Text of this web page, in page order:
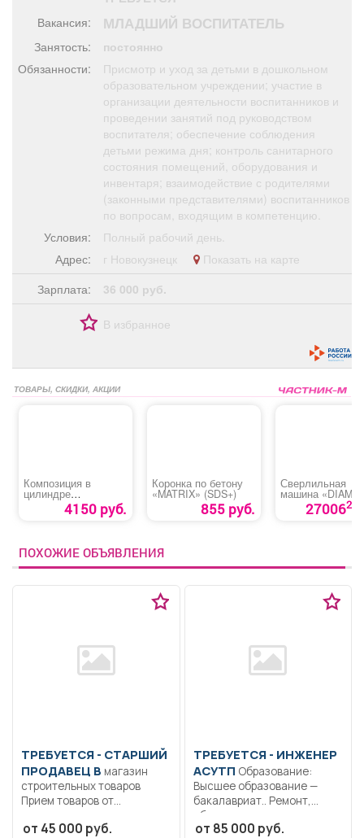
Поздравления Погода
Я - пенсионер
Вакансия: МЛАДШИЙ ВОСПИТАТЕЛЬ
Занятость:
постоянно
Обязанности:
Присмотр и уход за детьми в дошкольном
образовательном учреждении; участие в
организации деятельности воспитанников и
проведении занятий под руководством
воспитателя; обеспечение соблюдения
детьми режима дня; контроль санитарного
состояния помещений, оборудования и
инвентаря; взаимодействие с родителями
(законными представителями) воспитанников
по вопросам, входящим в компетенцию.
Условия:
Полный рабочий день.
Адрес:
г Новокузнецк
Показать на карте
Зарплата:
36 000 руб.
В избранное
ТОВАРЫ, СКИДКИ, АКЦИИ
Композиция в
цилиндре
«Статичное облако»
4150 руб.
Коронка по бетону
«MATRIX» (SDS+)
855 руб.
Сверлильная
машина «DIAM
130E-HIT»
2700627
ПОХОЖИЕ ОБЪЯВЛЕНИЯ
ТРЕБУЕТСЯ - СТАРШИЙ
ПРОДАВЕЦ В магазин
строительных товаров
Прием товаров от
наименования,
от 45 000 руб.
ТРЕБУЕТСЯ - ИНЖЕНЕР
АСУТП
Высшее образование —
бакалавриат.. Ремонт,
обслуживание
оборудования цеха...
от 85 000 руб.